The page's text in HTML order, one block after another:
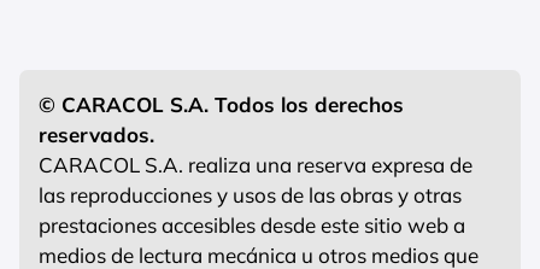
© CARACOL S.A. Todos los derechos
reservados.
CARACOL S.A. realiza una reserva expresa de
las reproducciones y usos de las obras y otras
prestaciones accesibles desde este sitio web a
medios de lectura mecánica u otros medios que